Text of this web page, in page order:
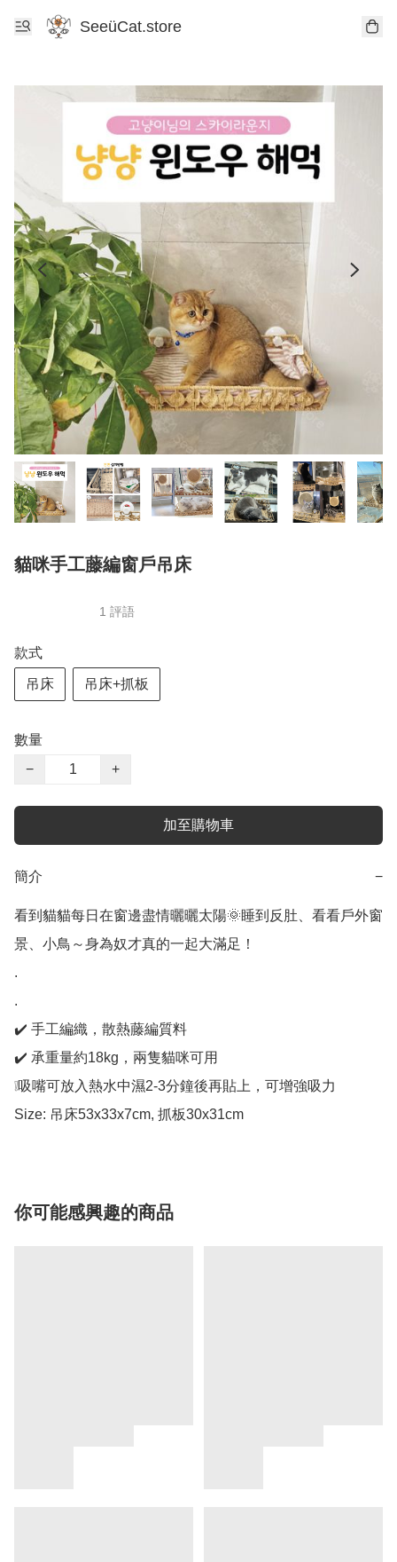
SeeüCat.store
貓咪手工藤編窗戶吊床
1 評語
款式
吊床 吊床+抓板
數量
−
+
加至購物車
簡介 −
看到貓貓每日在窗邊盡情曬曬太陽🌞睡到反肚、看看戶外窗
景、小鳥～身為奴才真的一起大滿足！
.
.
✔️ 手工編織，散熱藤編質料
✔️ 承重量約18kg，兩隻貓咪可用
❕吸嘴可放入熱水中濕2-3分鐘後再貼上，可增強吸力
Size: 吊床53x33x7cm, 抓板30x31cm
你可能感興趣的商品